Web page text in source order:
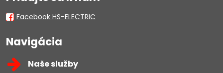
Facebook HS-ELECTRIC
Navigácia
Naše služby